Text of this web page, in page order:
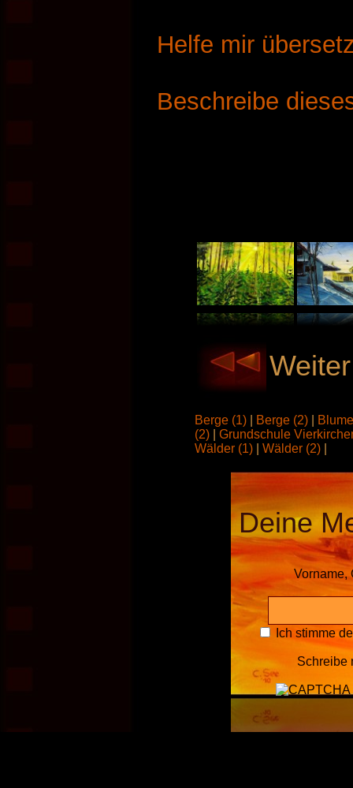
Helfe mir
Beschreibe
Berge (1) Berge (2)
(2)
Grundschule
Wälder (1)
Wälder (2)
Deine
Vorname,
Ich stimme
Schreibe